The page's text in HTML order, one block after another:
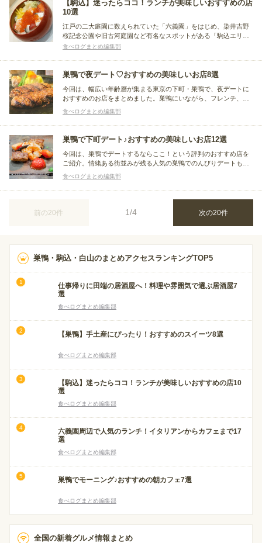
【駒込】迷ったらココ！ランチが美味しいおすすめの店
10選
江戸の二大庭園に数えられていた「六義園」をはじめ、染井吉野
桜記念公園や旧古河庭園など有名なスポットがある「駒込エリ
ア」。最近では、若手水泳選手の拠点として有名な「東京スイミ
ます♪
食べログまとめ編集部
巣鴨で夜デート♡おすすめの美味しいお店8選
今回は、幅広い年齢層が集まる東京の下町・巣鴨で、夜デートに
おすすめのお店をまとめました。巣鴨にいながら、フレンチ、イ
タリアン、アジアの料理を味わえるお店があって、好みによって
料理を選ぶことができます。気取らずカジュアルに美味しい料理
が食べられる、巣鴨デートを楽しんでくださいね！
食べログまとめ編集部
巣鴨で下町デート♪おすすめの美味しいお店12選
今回は、巣鴨でデートするならここ！という評判のおすすめ店を
ご紹介。情緒ある街並みが残る人気の巣鴨でのんびりデートもい
いですよね。下町らしいアットホームで美味しいお店を食べログ
レビューからまとめました。素敵なディナーや楽しいランチをデ
ートで楽しんでみてください！
食べログまとめ編集部
前の20件 1/4 次の20件
巣鴨・駒込・白山のまとめアクセスランキングTOP5
仕事帰りに田端の居酒屋へ！料理や雰囲気で選ぶ居酒屋7
選
食べログまとめ編集部
【巣鴨】手土産にぴったり！おすすめのスイーツ8選
食べログまとめ編集部
【駒込】迷ったらココ！ランチが美味しいおすすめの店10
選
食べログまとめ編集部
六義園周辺で人気のランチ！イタリアンからカフェまで17
選
食べログまとめ編集部
巣鴨でモーニング♪おすすめの朝カフェ7選
食べログまとめ編集部
全国の新着グルメ情報まとめ